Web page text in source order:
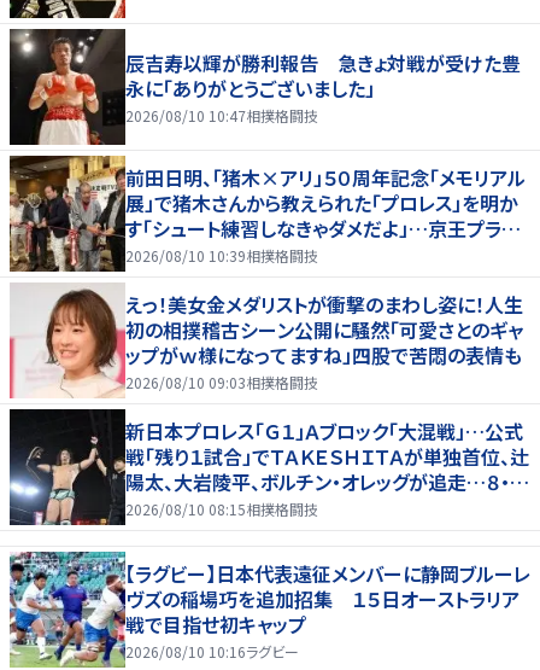
辰吉寿以輝が勝利報告 急きょ対戦が受けた豊
永に「ありがとうございました」
2026/08/10 10:47相撲格闘技
前田日明、「猪木×アリ」５０周年記念「メモリアル
展」で猪木さんから教えられた「プロレス」を明か
す「シュート練習しなきゃダメだよ」…京王プラザ
ホテルで３１日まで
2026/08/10 10:39相撲格闘技
えっ！美女金メダリストが衝撃のまわし姿に！人生
初の相撲稽古シーン公開に騒然「可愛さとのギャ
ップがｗ様になってますね」四股で苦悶の表情も
2026/08/10 09:03相撲格闘技
新日本プロレス「Ｇ１」Ａブロック「大混戦」…公式
戦「残り１試合」でＴＡＫＥＳＨＩＴＡが単独首位、辻
陽太、大岩陵平、ボルチン・オレッグが追走…８・９
群馬全成績
2026/08/10 08:15相撲格闘技
【ラグビー】日本代表遠征メンバーに静岡ブルーレ
ヴズの稲場巧を追加招集 １５日オーストラリア
戦で目指せ初キャップ
2026/08/10 10:16ラグビー